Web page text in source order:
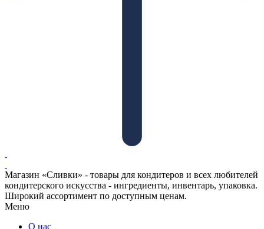
Магазин «Сливки» - товары для кондитеров и всех любителей
кондитерского искусства - ингредиенты, инвентарь, упаковка.
Широкий ассортимент по доступным ценам.
Меню
О нас